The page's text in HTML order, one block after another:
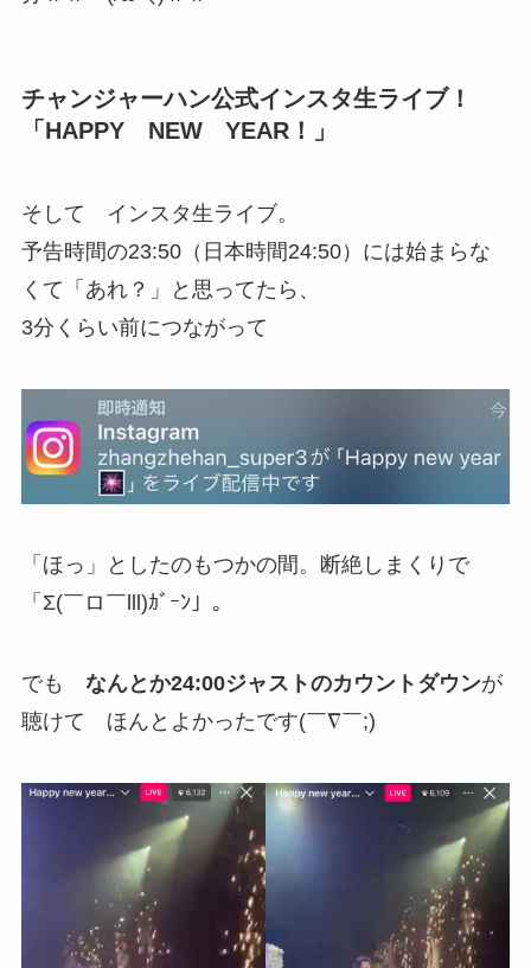
チャンジャーハン公式インスタ生ライブ！
「HAPPY NEW YEAR！」
そして インスタ生ライブ。
予告時間の23:50（日本時間24:50）には始まらな
くて「あれ？」と思ってたら、
3分くらい前につながって
「ほっ」としたのもつかの間。断絶しまくりで
「Σ(￣ロ￣lll)ｶﾞｰﾝ」。
でも なんとか24:00ジャストのカウントダウンが
聴けて ほんとよかったです(￣∇￣;)